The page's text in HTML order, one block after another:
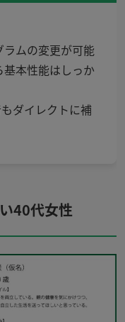
ムの変更が可能
本性能はしっか
ダイレクトに補
40代女性